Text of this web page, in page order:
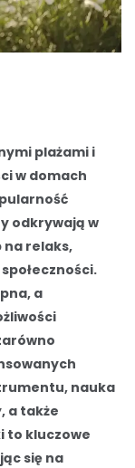
plażami i
w domach
odkrywają w
na relaks,
a
nauka
a także
to kluczowe
się na